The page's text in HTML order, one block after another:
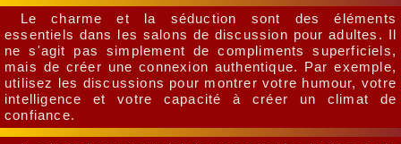
Le charme et la séduction sont des éléments
essentiels dans les salons de discussion pour adultes. Il
ne s'agit pas simplement de compliments superficiels,
mais de créer une connexion authentique. Par exemple,
utilisez les discussions pour montrer votre humour, votre
intelligence et votre capacité à créer un climat de
confiance.